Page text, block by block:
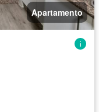
Apartamento